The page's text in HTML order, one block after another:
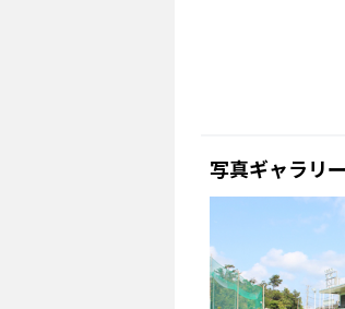
写真ギャラリー